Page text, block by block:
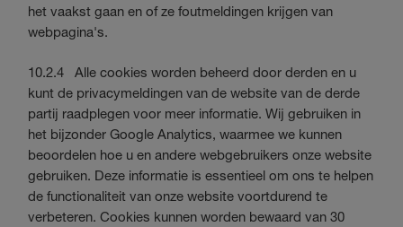
het vaakst gaan en of ze foutmeldingen krijgen van
webpagina's.
10.2.4 Alle cookies worden beheerd door derden en u
kunt de privacymeldingen van de website van de derde
partij raadplegen voor meer informatie. Wij gebruiken in
het bijzonder Google Analytics, waarmee we kunnen
beoordelen hoe u en andere webgebruikers onze website
gebruiken. Deze informatie is essentieel om ons te helpen
de functionaliteit van onze website voortdurend te
verbeteren. Cookies kunnen worden bewaard van 30